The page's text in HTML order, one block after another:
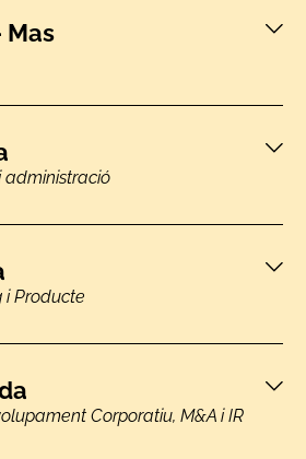
Mas
administració
i Producte
Corporatiu, M&A i IR